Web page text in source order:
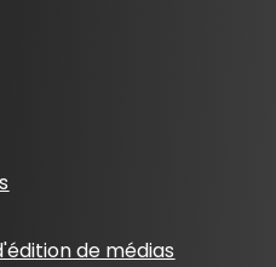
de médias